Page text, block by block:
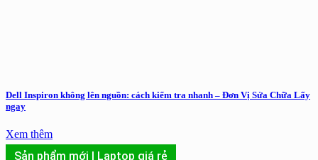
Dell Inspiron không lên nguồn: cách kiểm tra nhanh – Đơn Vị Sửa Chữa Lấy
ngay
Xem thêm
Sản phẩm mới | Laptop giá rẻ